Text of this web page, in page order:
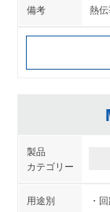
熱伝